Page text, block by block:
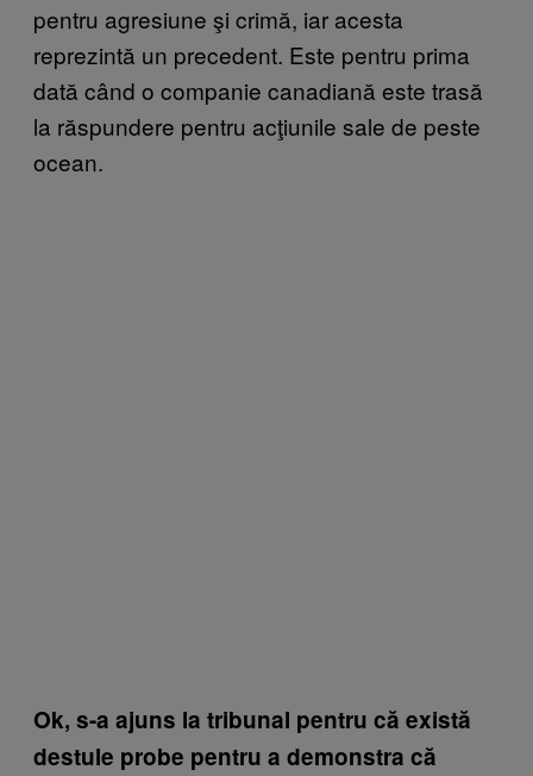
pentru agresiune şi crimă, iar acesta
reprezintă un precedent. Este pentru prima
dată când o companie canadiană este trasă
la răspundere pentru acţiunile sale de peste
ocean.
Ok, s-a ajuns la tribunal pentru că există
destule probe pentru a demonstra că